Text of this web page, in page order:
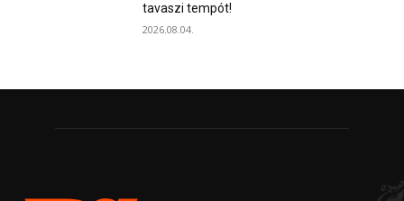
tavaszi tempót!
2026.08.04.